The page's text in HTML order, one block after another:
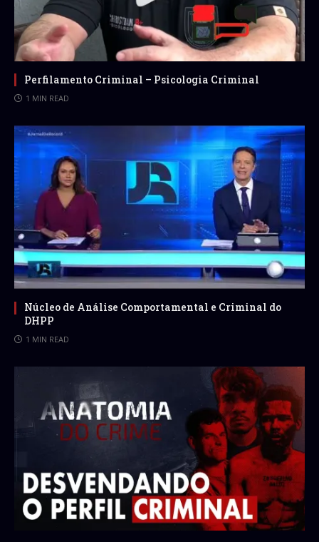
Perfilamento Criminal – Psicologia Criminal
1 MIN READ
Núcleo de Análise Comportamental e Criminal do
DHPP
1 MIN READ